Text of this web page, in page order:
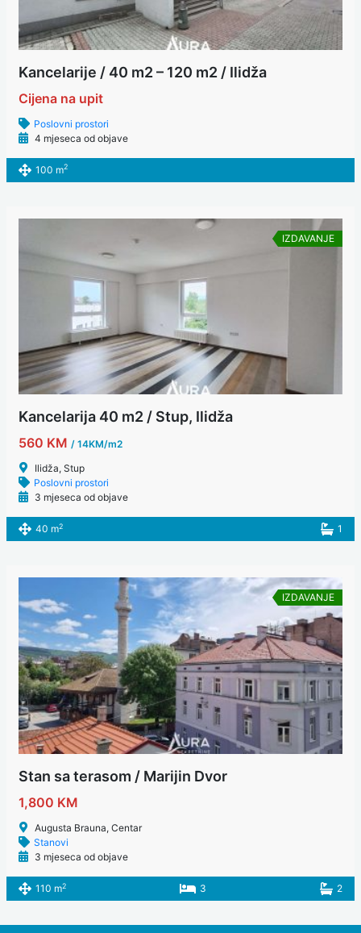
Kancelarije / 40 m2 – 120 m2 / Ilidža
Cijena na upit
Poslovni prostori
4 mjeseca od objave
100 m2
IZDAVANJE
Kancelarija 40 m2 / Stup, Ilidža
560 KM/ 14KM/m2
Ilidža, Stup
Poslovni prostori
3 mjeseca od objave
40 m2 1
IZDAVANJE
Stan sa terasom / Marijin Dvor
1,800 KM
Augusta Brauna, Centar
Stanovi
3 mjeseca od objave
110 m2 3 2